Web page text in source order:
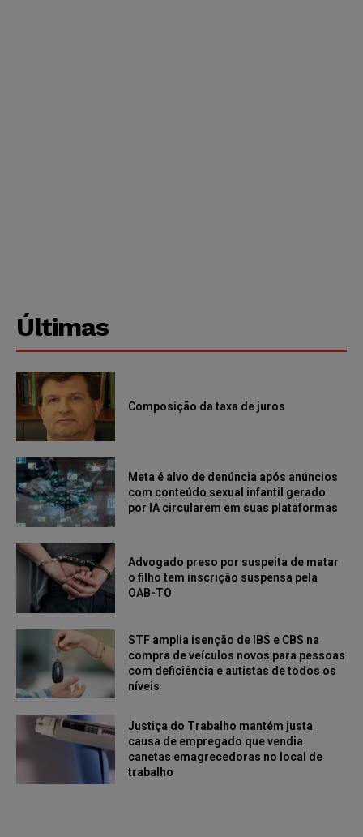
Últimas
Composição da taxa de juros
Meta é alvo de denúncia após anúncios
com conteúdo sexual infantil gerado
por IA circularem em suas plataformas
Advogado preso por suspeita de matar
o filho tem inscrição suspensa pela
OAB-TO
STF amplia isenção de IBS e CBS na
compra de veículos novos para pessoas
com deficiência e autistas de todos os
níveis
Justiça do Trabalho mantém justa
causa de empregado que vendia
canetas emagrecedoras no local de
trabalho